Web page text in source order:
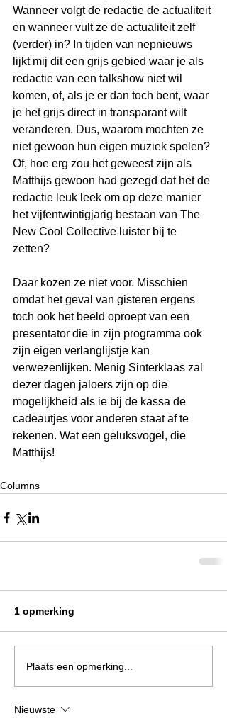
Wanneer volgt de redactie de actualiteit
en wanneer vult ze de actualiteit zelf
(verder) in? In tijden van nepnieuws
lijkt mij dit een grijs gebied waar je als
redactie van een talkshow niet wil
komen, of, als je er dan toch bent, waar
je het grijs direct in transparant wilt
veranderen. Dus, waarom mochten ze
niet gewoon hun eigen muziek spelen?
Of, hoe erg zou het geweest zijn als
Matthijs gewoon had gezegd dat het de
redactie leuk leek om op deze manier
het vijfentwintigjarig bestaan van The
New Cool Collective luister bij te
zetten?
Daar kozen ze niet voor. Misschien
omdat het geval van gisteren ergens
toch ook het beeld oproept van een
presentator die in zijn programma ook
zijn eigen verlanglijstje kan
verwezenlijken. Menig Sinterklaas zal
dezer dagen jaloers zijn op die
mogelijkheid als ie bij de kassa de
cadeautjes voor anderen staat af te
rekenen. Wat een geluksvogel, die
Matthijs!
Columns
1 opmerking
Plaats een opmerking...
Nieuwste